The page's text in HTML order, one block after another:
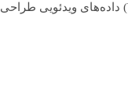
برخلاف هاردهای کامپیوتر که برای خواندن و نوشتن متناوب بهینه شده‌اند، هارد بنفش برای نوشتن مداوم (Write-Intensive) داده‌های ویدئویی طراحی